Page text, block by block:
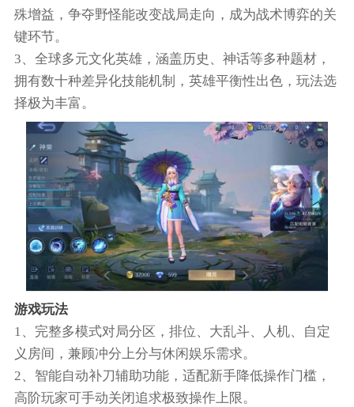
殊增益，争夺野怪能改变战局走向，成为战术博弈的关
键环节。
3、全球多元文化英雄，涵盖历史、神话等多种题材，
拥有数十种差异化技能机制，英雄平衡性出色，玩法选
择极为丰富。
游戏玩法
1、完整多模式对局分区，排位、大乱斗、人机、自定
义房间，兼顾冲分上分与休闲娱乐需求。
2、智能自动补刀辅助功能，适配新手降低操作门槛，
高阶玩家可手动关闭追求极致操作上限。